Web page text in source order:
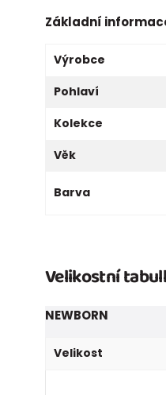
Základní
Výrobce
Pohlaví
Kolekce
Věk
Barva
Velikostní
NEWBORN
Velikost